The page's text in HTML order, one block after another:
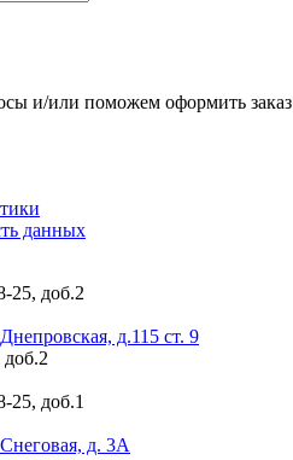
и/или поможем оформить заказ
данных
25, доб.2
д.115 ст. 9
25, доб.1
д. 3А